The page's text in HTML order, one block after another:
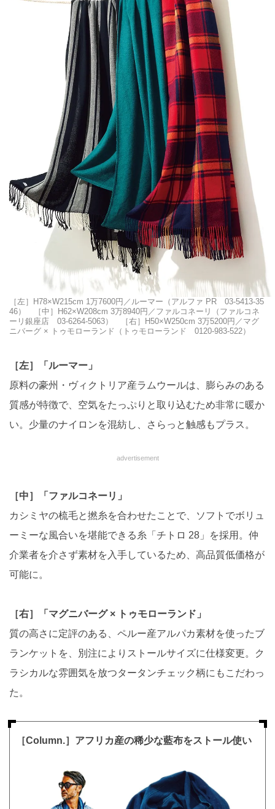
［左］H78×W215cm 1万7600円／ルーマー（アルファ PR 03-5413-35
46） ［中］H62×W208cm 3万8940円／ファルコネーリ（ファルコネ
ーリ銀座店 03-6264-5063） ［右］H50×W250cm 3万5200円／マグ
ニバーグ × トゥモローランド（トゥモローランド 0120-983-522）
［左］「ルーマー」
原料の豪州・ヴィクトリア産ラムウールは、膨らみのある
質感が特徴で、空気をたっぷりと取り込むため非常に暖か
い。少量のナイロンを混紡し、さらっと触感もプラス。
advertisement
［中］「ファルコネーリ」
カシミヤの梳毛と撚糸を合わせたことで、ソフトでボリュ
ーミーな風合いを堪能できる糸「チトロ 28」を採用。仲
介業者を介さず素材を入手しているため、高品質低価格が
可能に。
［右］「マグニバーグ × トゥモローランド」
質の高さに定評のある、ペルー産アルパカ素材を使ったブ
ランケットを、別注によりストールサイズに仕様変更。ク
ラシカルな雰囲気を放つタータンチェック柄にもこだわっ
た。
［Column.］アフリカ産の稀少な藍布をストール使い